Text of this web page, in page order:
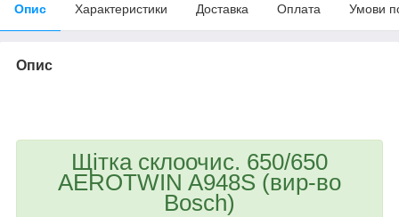
Опис Характеристики Доставка Оплата Умови
Опис
Щітка склоочис. 650/650
AEROTWIN A948S (вир-во
Bosch)